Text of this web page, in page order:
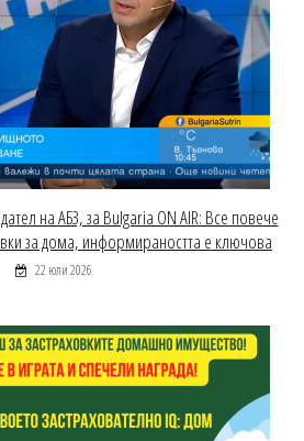
на АБЗ, за Bulgaria ON AIR: Все повече
за дома, информираността е ключова
22 юли 2026